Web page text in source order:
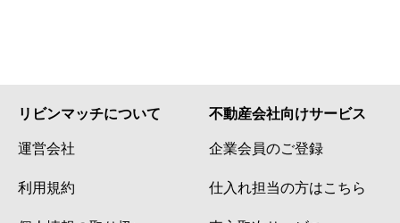
リビンマッチについて
運営会社
利用規約
不動産会社向けサービス
企業会員のご登録
仕入れ担当の方はこちら